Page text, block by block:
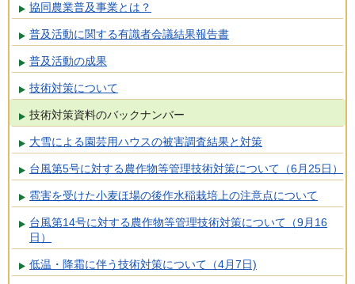
協同農業普及事業とは？
普及活動に関する有識者会議結果報告書
普及活動の成果
技術対策について
技術対策資料のバックナンバー
大雪による園芸用ハウスの被害調査結果と対策
台風第5号に対する農作物等管理技術対策について（6月25日）
雹害を受けた小麦ほ場の後作水稲栽培上の注意点について
台風第14号に対する農作物等管理技術対策について（9月16
日）
低温・降霜に伴う技術対策について（4月7日)